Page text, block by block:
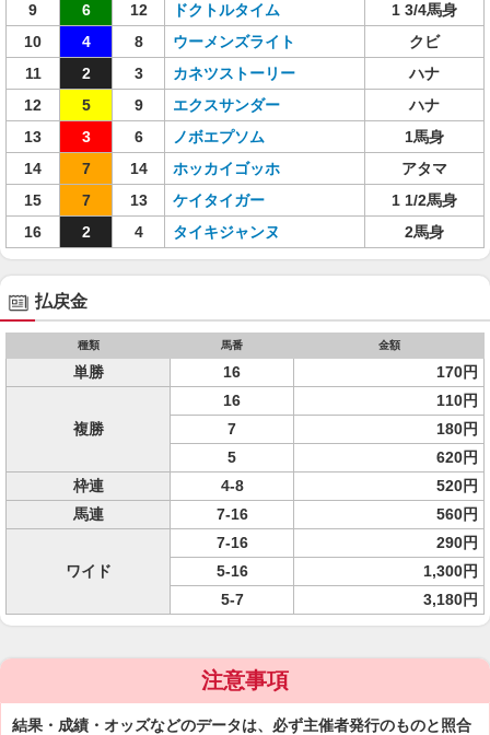
9
6 12 ドクトルタイム
1 3/4馬身
10
4 8 ウーメンズライト
クビ
11
2 3 カネツストーリー
ハナ
12
5 9 エクスサンダー
ハナ
13
3 6 ノボエプソム
1馬身
14
7 14 ホッカイゴッホ
アタマ
15
7 13 ケイタイガー
1 1/2馬身
16
2 4 タイキジャンヌ 2馬身
払戻金
種類 馬番 金額
単勝 16 170円
複勝
16
110円
7
180円
5
620円
枠連
4-8
520円
馬連
7-16 560円
ワイド
7-16
290円
5-16
1,300円
5-7
3,180円
注意事項
結果・成績・オッズなどのデータは、必ず主催者発行のものと照合